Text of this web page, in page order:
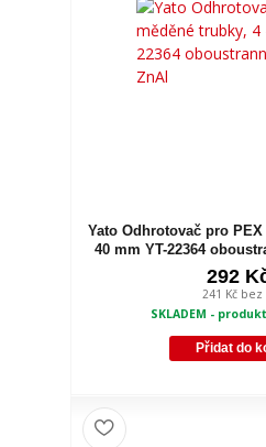
Yato Odhrotovač pro
40 mm YT-22364
292
241 Kč bez
SKLADEM -
Přidat do